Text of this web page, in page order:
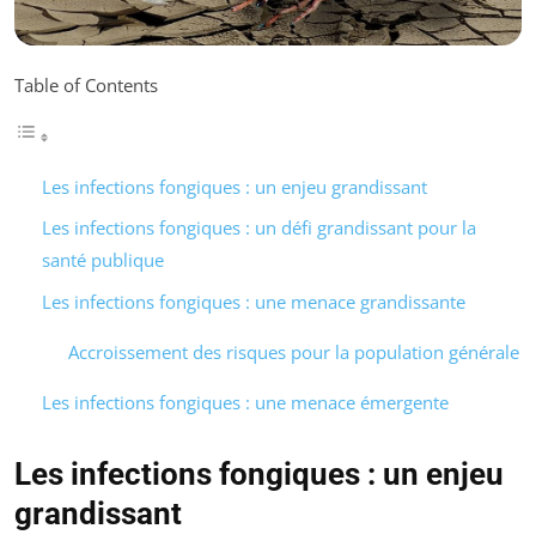
Table of Contents
Les infections fongiques : un enjeu grandissant
Les infections fongiques : un défi grandissant pour la
santé publique
Les infections fongiques : une menace grandissante
Accroissement des risques pour la population générale
Les infections fongiques : une menace émergente
Les infections fongiques : un enjeu
grandissant